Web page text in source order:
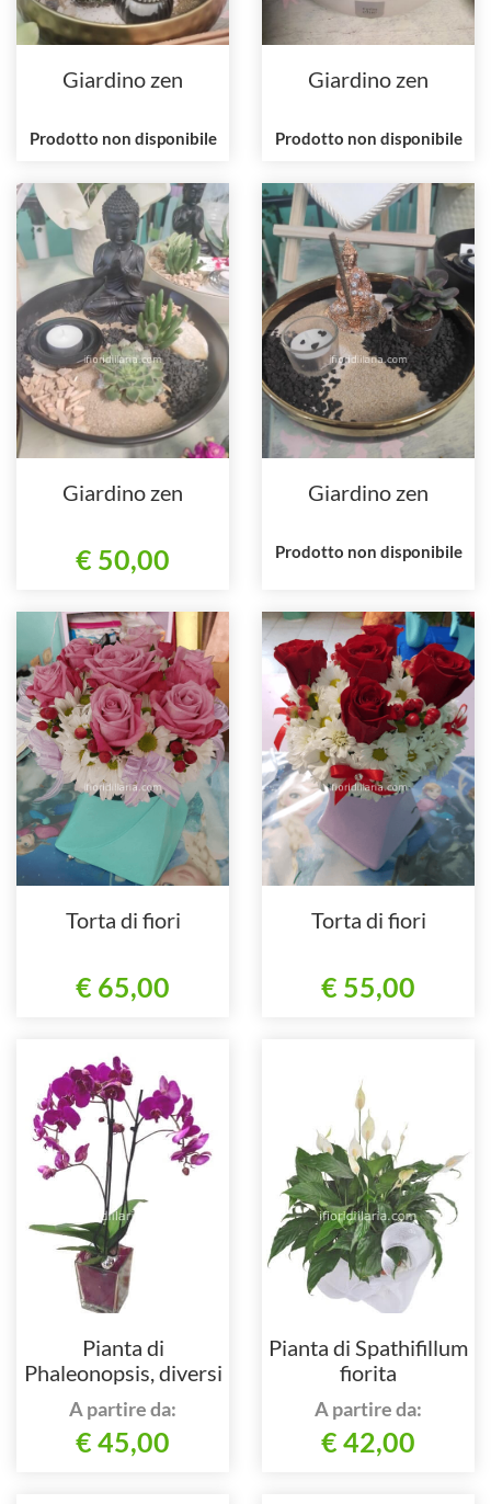
Giardino zen
Prodotto non disponibile
Giardino zen
Prodotto non disponibile
Giardino zen
€ 50,00
Giardino zen
Prodotto non disponibile
Torta di fiori
€ 65,00
Torta di fiori
€ 55,00
Pianta di
Phaleonopsis, diversi
colori a richiesta.
A partire da:
€ 45,00
Pianta di Spathifillum
fiorita
A partire da:
€ 42,00